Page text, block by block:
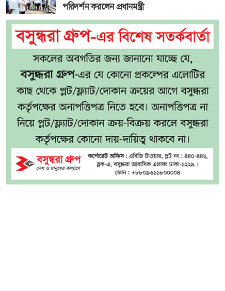
পরিদর্শন করলেন প্রধানমন্ত্রী